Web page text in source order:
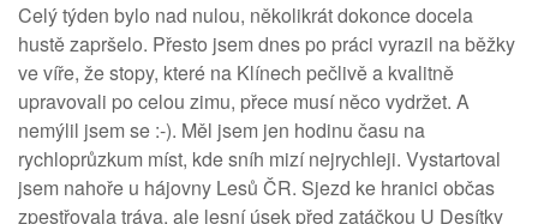
Celý týden bylo nad nulou, několikrát dokonce docela
hustě zapršelo. Přesto jsem dnes po práci vyrazil na běžky
ve víře, že stopy, které na Klínech pečlivě a kvalitně
upravovali po celou zimu, přece musí něco vydržet. A
nemýlil jsem se :-). Měl jsem jen hodinu času na
rychloprůzkum míst, kde sníh mizí nejrychleji. Vystartoval
jsem nahoře u hájovny Lesů ČR. Sjezd ke hranici občas
zpestřovala tráva, ale lesní úsek před zatáčkou U Desítky